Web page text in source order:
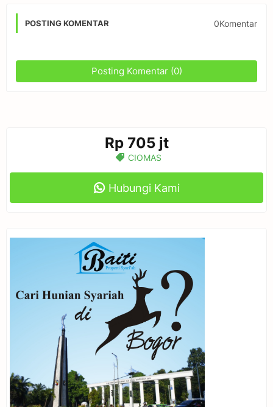
POSTING KOMENTAR 0Komentar
Posting Komentar (0)
Rp 705 jt
CIOMAS
Hubungi Kami